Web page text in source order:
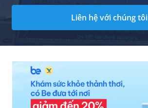
Liên hệ với chúng tôi